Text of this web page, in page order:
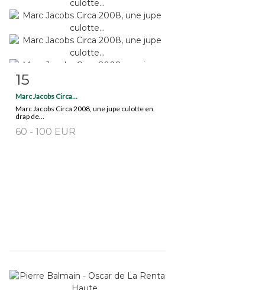
Fiche détaillée
15
Marc Jacobs Circa...
Marc Jacobs Circa 2008, une jupe culotte en
drap de...
60 - 100 EUR